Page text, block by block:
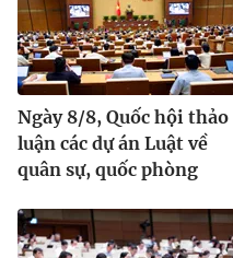
Ngày 8/8, Quốc hội thảo
luận các dự án Luật về
quân sự, quốc phòng